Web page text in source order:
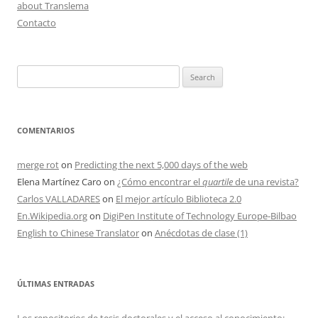
about Translema
Contacto
for:
COMENTARIOS
merge roton Predicting the next 5,000 days of the web
Elena Martínez Caro on ¿Cómo encontrar elquartilede una revista?
Carlos VALLADARESon El mejor artículo Biblioteca 2.0
En.Wikipedia.orgon DigiPen Institute of Technology Europe-Bilbao
English to Chinese Translatoron Anécdotas de clase (1)
ÚLTIMAS ENTRADAS